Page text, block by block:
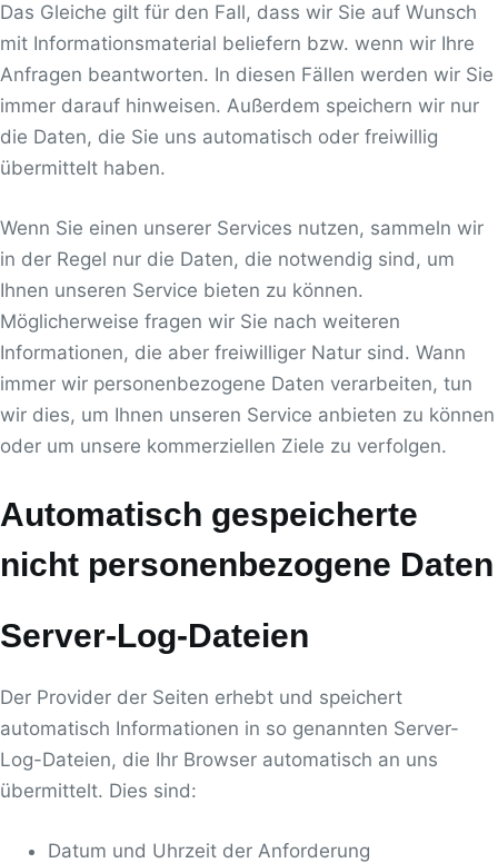
Das Gleiche gilt für den Fall, dass wir Sie auf Wunsch
mit Informationsmaterial beliefern bzw. wenn wir Ihre
Anfragen beantworten. In diesen Fällen werden wir Sie
immer darauf hinweisen. Außerdem speichern wir nur
die Daten, die Sie uns automatisch oder freiwillig
übermittelt haben.
Wenn Sie einen unserer Services nutzen, sammeln wir
in der Regel nur die Daten, die notwendig sind, um
Ihnen unseren Service bieten zu können.
Möglicherweise fragen wir Sie nach weiteren
Informationen, die aber freiwilliger Natur sind. Wann
immer wir personenbezogene Daten verarbeiten, tun
wir dies, um Ihnen unseren Service anbieten zu können
oder um unsere kommerziellen Ziele zu verfolgen.
Automatisch gespeicherte
nicht personenbezogene Daten
Server-Log-Dateien
Der Provider der Seiten erhebt und speichert
automatisch Informationen in so genannten Server-
Log-Dateien, die Ihr Browser automatisch an uns
übermittelt. Dies sind:
Datum und Uhrzeit der Anforderung